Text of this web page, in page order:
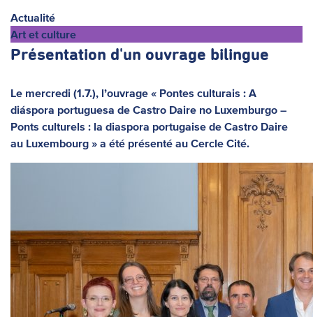
Actualité
Art et culture
Présentation d'un ouvrage bilingue
Le mercredi (1.7.), l’ouvrage « Pontes culturais : A
diáspora portuguesa de Castro Daire no Luxemburgo –
Ponts culturels : la diaspora portugaise de Castro Daire
au Luxembourg » a été présenté au Cercle Cité.